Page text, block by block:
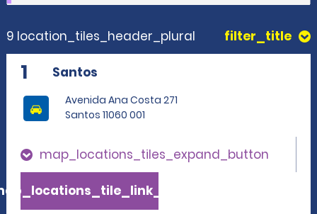
9 location_tiles_header_plural filter_title
1 Santos
Avenida Ana Costa 271
Santos 11060 001
map_locations_tiles_expand_button